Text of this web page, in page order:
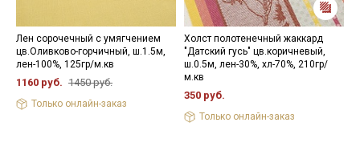
Лен сорочечный с умягчением
цв.Оливково-горчичный, ш.1.5м,
лен-100%, 125гр/м.кв
1160 руб. 1450 руб.
Только онлайн-заказ
Холст полотенечный жаккард
"Датский гусь" цв.коричневый,
ш.0.5м, лен-30%, хл-70%, 210гр/
м.кв
350 руб.
Только онлайн-заказ